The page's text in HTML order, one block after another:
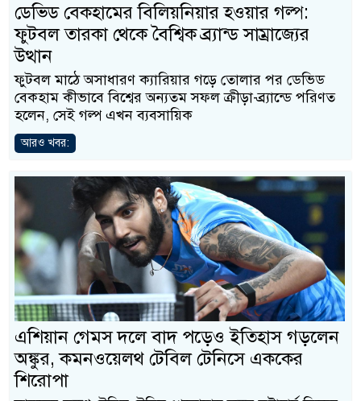
ডেভিড বেকহামের বিলিয়নিয়ার হওয়ার গল্প:
ফুটবল তারকা থেকে বৈশ্বিক ব্র্যান্ড সাম্রাজ্যের
উত্থান
ফুটবল মাঠে অসাধারণ ক্যারিয়ার গড়ে তোলার পর ডেভিড
বেকহাম কীভাবে বিশ্বের অন্যতম সফল ক্রীড়া-ব্র্যান্ডে পরিণত
হলেন, সেই গল্প এখন ব্যবসায়িক
আরও খবর:
এশিয়ান গেমস দলে বাদ পড়েও ইতিহাস গড়লেন
অঙ্কুর, কমনওয়েলথ টেবিল টেনিসে এককের
শিরোপা